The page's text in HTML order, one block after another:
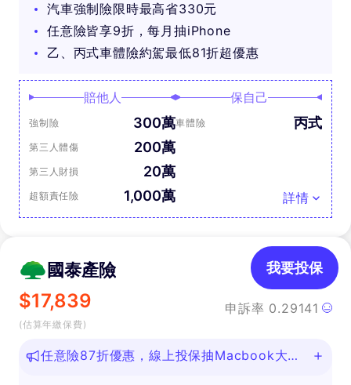
汽車強制險限時最高省330元
任意險皆享9折，每月抽iPhone
乙、丙式車體險約駕最低81折超優惠
賠他人
強制險 300萬
第三人體傷 200萬
第三人財損 20萬
超額責任險 1,000萬
保自己
車體險 丙式
詳情
國泰產險
$17,839
(估算年繳保費)
申訴率 0.29141
我要投保
任意險87折優惠，線上投保抽Macbook大